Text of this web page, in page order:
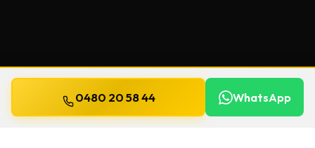
0480 20 58 44 WhatsApp